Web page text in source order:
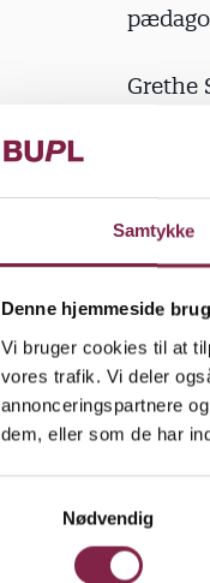
Samtykke
Denne hjemmeside
Vi bruger cookies til at
vores trafik. Vi deler
annonceringspartnere
dem, eller som de har
Nødvendig
Grethe
og at
og
sund
Det er